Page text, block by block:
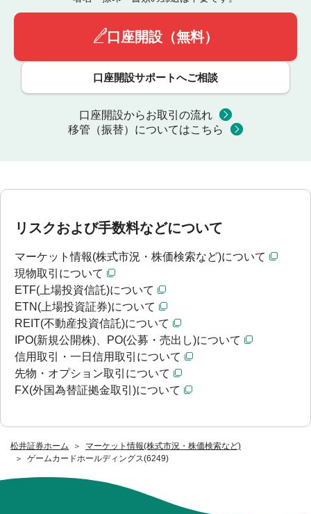
松井証券ホーム
マーケット情報(株式市況・株価検索など)
ゲームカードホールディングス(6249)
口座開設（無料）
口座開設サポートへご相談
口座開設からお取引の流れ
移管（振替）についてはこちら
リスクおよび手数料などについて
マーケット情報(株式市況・株価検索など)について
現物取引について
ETF(上場投資信託)について
ETN(上場投資証券)について
REIT(不動産投資信託)について
IPO(新規公開株)、PO(公募・売出し)について
信用取引・一日信用取引について
先物・オプション取引について
FX(外国為替証拠金取引)について